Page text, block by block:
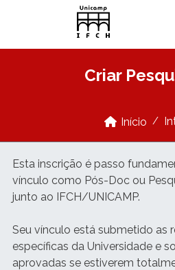
Pular para o conteúdo principal
Criar
Início
Esta inscrição é passo
vínculo como Pós-Doc ou
junto ao IFCH/UNICAMP.
Seu vínculo está submetido as
específicas da Universidade e
aprovadas se estiverem